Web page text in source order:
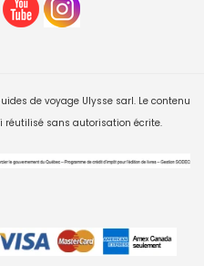
de voyage Ulysse sarl. Le contenu
réutilisé sans autorisation écrite.